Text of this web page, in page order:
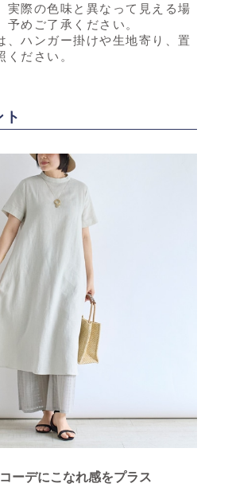
実際の色味と異なって見える場
予めご了承ください。
ハンガー掛けや生地寄り、置
ください。
ーデにこなれ感をプラス